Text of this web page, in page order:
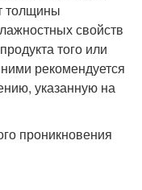
толщины
свойств
того или
рекомендуется
указанную на
проникновения